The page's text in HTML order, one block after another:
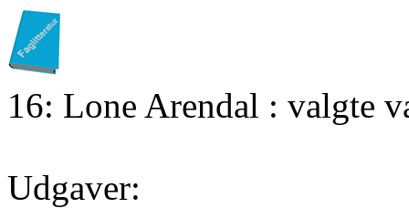
16: Lone Arendal : valgte
Udgaver: